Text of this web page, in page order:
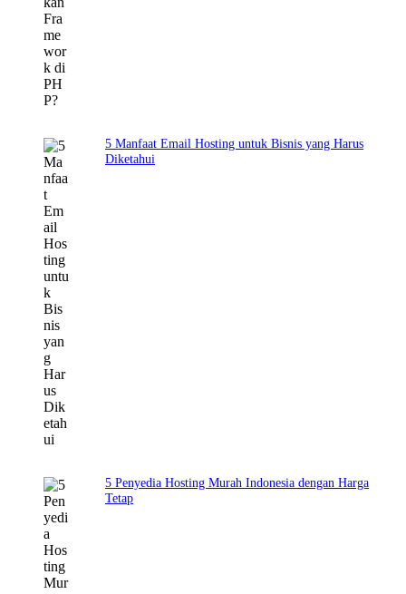
5 Manfaat Email Hosting untuk Bisnis yang Harus
Diketahui
5 Penyedia Hosting Murah Indonesia dengan Harga
Tetap